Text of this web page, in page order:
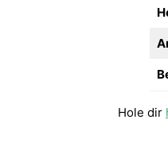
Hole dir